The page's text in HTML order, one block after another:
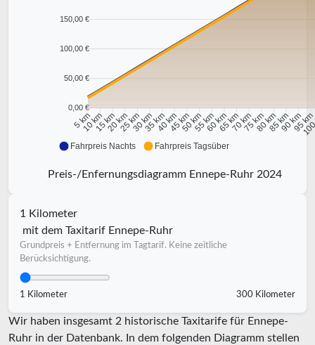
150,00 €
100,00 €
50,00 €
0,00 €
5 km
10 km15 km20 km25 km30 km35 km40 km45 km50 km55 km60 km65 km70 km75 km80 km85 km90 km95 km
Fahrpreis Nachts Fahrpreis Tagsüber
Preis-/Enfernungsdiagramm Ennepe-Ruhr 2024
1 Kilometer
mit dem Taxitarif Ennepe-Ruhr
Grundpreis + Entfernung im Tagtarif. Keine zeitliche
Berücksichtigung.
1 Kilometer 300 Kilometer
Wir haben insgesamt 2 historische Taxitarife für Ennepe-
Ruhr in der Datenbank. In dem folgenden Diagramm stellen